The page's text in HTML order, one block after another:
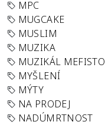
MPC
MUGCAKE
MUSLIM
MUZIKA
MUZIKÁL MEFISTO
MYŠLENÍ
MÝTY
NA PRODEJ
NADÚMRTNOST